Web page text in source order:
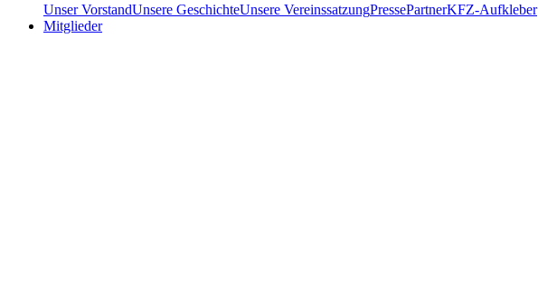
Unser VorstandUnsere GeschichteUnsere VereinssatzungPressePartnerKFZ-Aufkleber
Mitglieder